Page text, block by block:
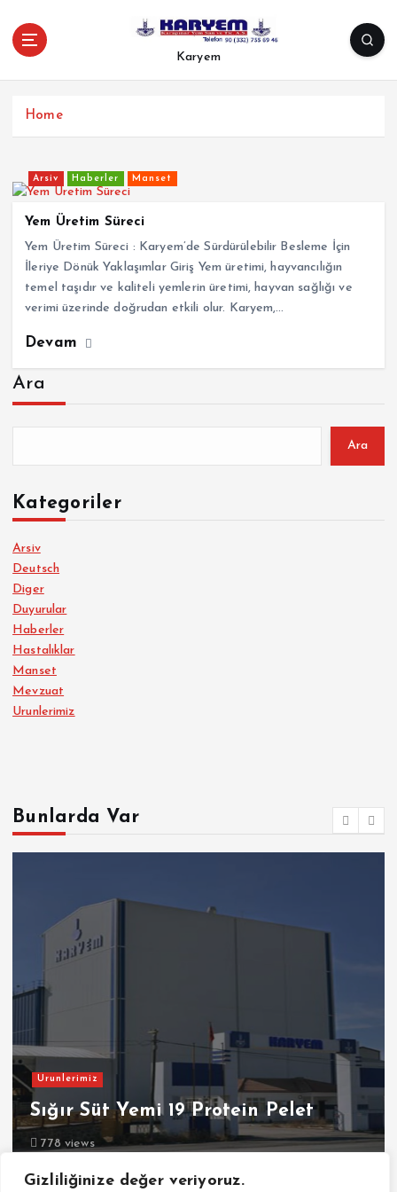
Gizliliğinize değer veriyoruz.
Karyem
Home
Arsiv Haberler Manset
Yem Üretim Süreci
Yem Üretim Süreci : Karyem’de Sürdürülebilir Besleme İçin
İleriye Dönük Yaklaşımlar Giriş Yem üretimi, hayvancılığın
temel taşıdır ve kaliteli yemlerin üretimi, hayvan sağlığı ve
verimi üzerinde doğrudan etkili olur. Karyem,…
Devam
Ara
Ara
Kategoriler
Arsiv
Deutsch
Diger
Duyurular
Haberler
Hastalıklar
Manset
Mevzuat
Urunlerimiz
Bunlarda Var
Urunlerimiz
Sığır Süt Yemi 19 Protein Pelet
778 views